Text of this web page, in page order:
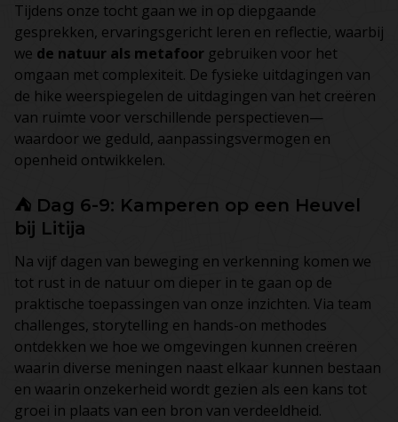
Tijdens onze tocht gaan we in op diepgaande
gesprekken, ervaringsgericht leren en reflectie, waarbij
we de natuur als metafoor gebruiken voor het
omgaan met complexiteit. De fysieke uitdagingen van
de hike weerspiegelen de uitdagingen van het creëren
van ruimte voor verschillende perspectieven—
waardoor we geduld, aanpassingsvermogen en
openheid ontwikkelen.
⛺ Dag 6-9: Kamperen op een Heuvel
bij Litija
Na vijf dagen van beweging en verkenning komen we
tot rust in de natuur om dieper in te gaan op de
praktische toepassingen van onze inzichten. Via team
challenges, storytelling en hands-on methodes
ontdekken we hoe we omgevingen kunnen creëren
waarin diverse meningen naast elkaar kunnen bestaan
en waarin onzekerheid wordt gezien als een kans tot
groei in plaats van een bron van verdeeldheid.